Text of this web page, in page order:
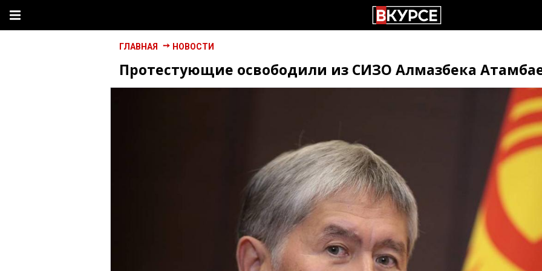
ГЛАВНАЯ НОВОСТИ
Протестующие освободили из СИЗО Алмазбека